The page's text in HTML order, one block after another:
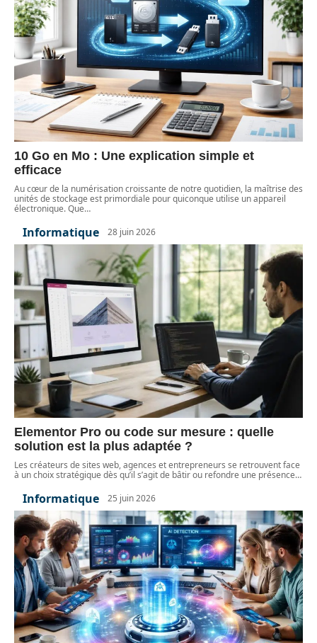
10 Go en Mo : Une explication simple et
efficace
Au cœur de la numérisation croissante de notre quotidien, la maîtrise des
unités de stockage est primordiale pour quiconque utilise un appareil
électronique. Que…
Informatique 28 juin 2026
Elementor Pro ou code sur mesure : quelle
solution est la plus adaptée ?
Les créateurs de sites web, agences et entrepreneurs se retrouvent face
à un choix stratégique dès qu’il s’agit de bâtir ou refondre une présence…
Informatique 25 juin 2026